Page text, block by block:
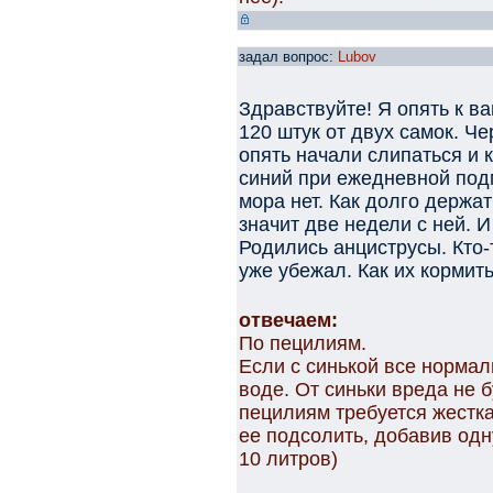
задал вопрос: Lubov
Здравствуйте! Я опять к
120 штук от двух самок.
опять начали слипаться и
синий при ежедневной
мора нет. Как долго
значит две недели с ней.
Родились анциструсы.
уже убежал. Как их
отвечаем:
По пецилиям.
Если с синькой все
воде. От синьки вреда не
пецилиям требуется
ее подсолить, добавив
10 литров)